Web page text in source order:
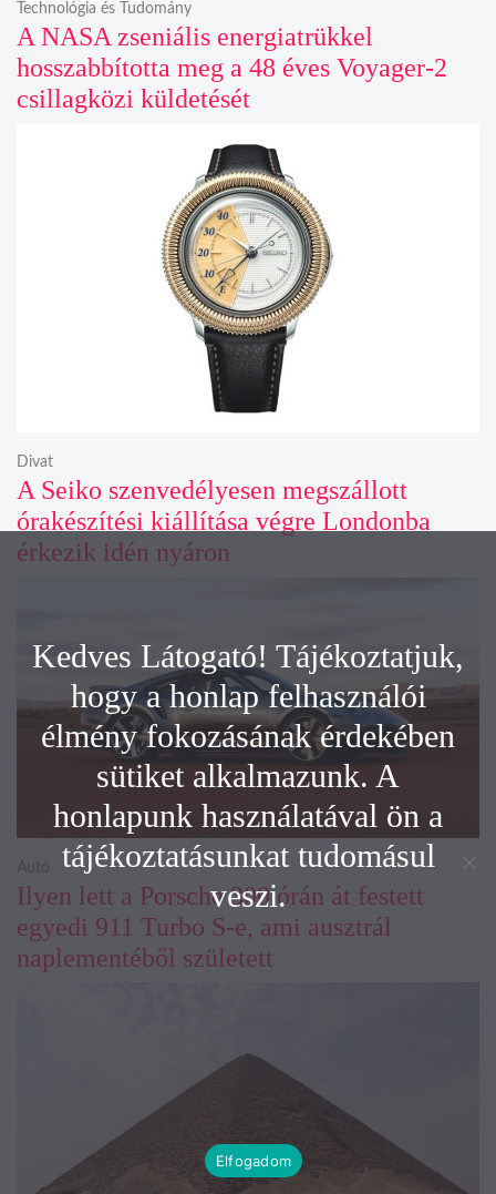
A NASA zseniális energiatrükkel
hosszabbította meg a 48 éves Voyager-2
csillagközi küldetését
Technológia és Tudomány
A Seiko szenvedélyesen megszállott
órakészítési kiállítása végre Londonba
érkezik idén nyáron
Divat
Ilyen lett a Porsche 300 órán át festett
egyedi 911 Turbo S-e, ami ausztrál
naplementéből született
Autó
Kedves Látogató! Tájékoztatjuk,
hogy a honlap felhasználói
élmény fokozásának érdekében
sütiket alkalmazunk. A
honlapunk használatával ön a
tájékoztatásunkat tudomásul
veszi.
Elfogadom